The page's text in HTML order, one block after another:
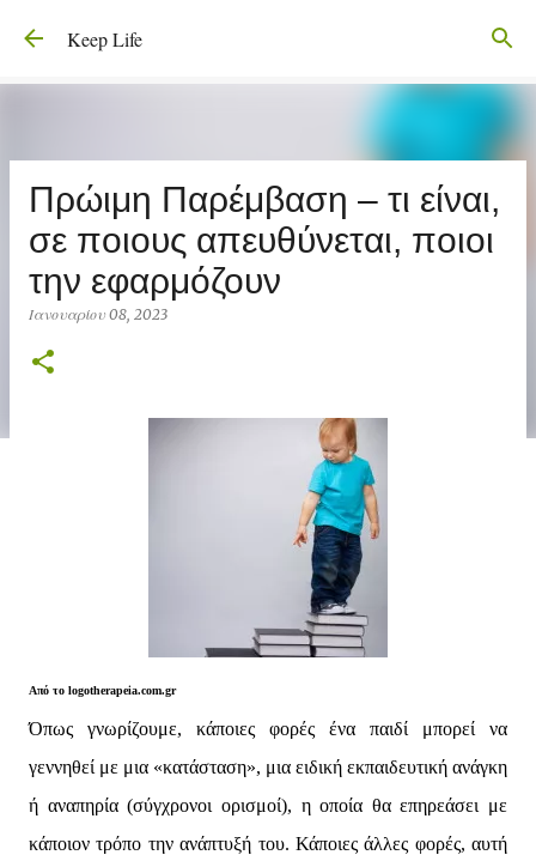
Μετάβαση στο κύριο περιεχόμενο
Keep Life
Πρώιμη Παρέμβαση – τι είναι,
σε ποιους απευθύνεται, ποιοι
την εφαρμόζουν
Ιανουαρίου 08, 2023
Από το logotherapeia.com.gr
Όπως γνωρίζουμε, κάποιες φορές ένα παιδί μπορεί να
γεννηθεί με μια «κατάσταση», μια ειδική εκπαιδευτική ανάγκη
ή αναπηρία (σύγχρονοι ορισμοί), η οποία θα επηρεάσει με
κάποιον τρόπο την ανάπτυξή του. Κάποιες άλλες φορές, αυτή